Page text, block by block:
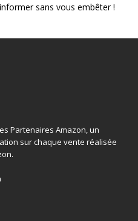
sans vous embêter !
Partenaires Amazon, un
sur chaque vente réalisée